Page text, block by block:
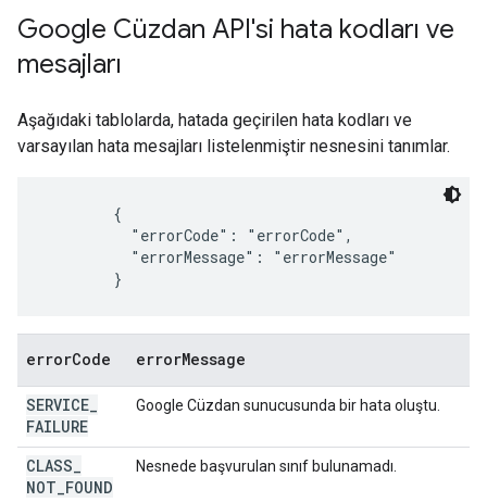
Google Cüzdan API'si hata kodları ve
mesajları
Aşağıdaki tablolarda, hatada geçirilen hata kodları ve
varsayılan hata mesajları listelenmiştir nesnesini tanımlar.
        {
          "errorCode": "errorCode",
          "errorMessage": "errorMessage"
        }
errorCode errorMessage
SERVICE
FAILURE
Google Cüzdan sunucusunda bir hata oluştu.
CLASS
NOT FOUND
Nesnede başvurulan sınıf bulunamadı.